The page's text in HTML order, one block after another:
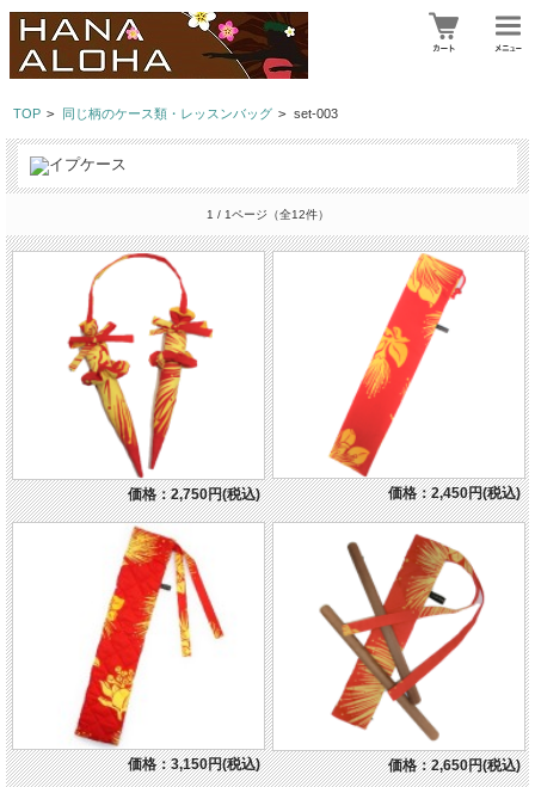
TOP > 同じ柄のケース類・レッスンバッグ > set-003
1 / 1ページ （全12件）
価格：2,750円(税込) 価格：2,450円(税込)
価格：3,150円(税込) 価格：2,650円(税込)